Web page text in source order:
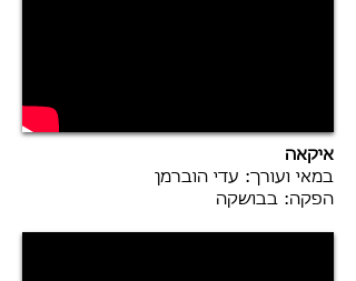
איקאה
במאי ועורך: עדי הוברמן
הפקה: בבושקה